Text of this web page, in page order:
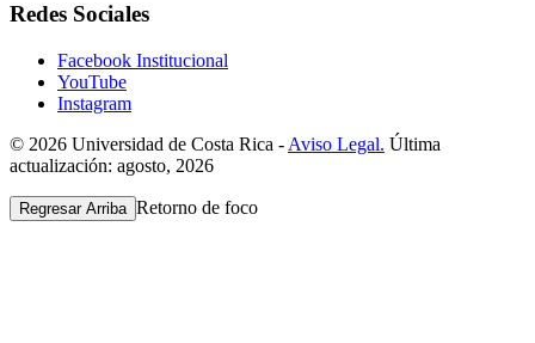
Redes Sociales
Facebook Institucional
YouTube
Instagram
© 2026 Universidad de Costa Rica - Aviso Legal. Última
actualización: agosto, 2026
Regresar Arriba Retorno de foco